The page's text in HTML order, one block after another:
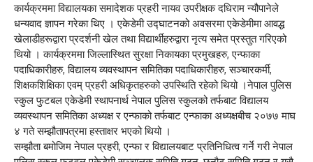
कार्यक्रममा विद्यालयका समादेशक प्रहरी नायव उपरीक्षक दधिराम न्यौपानेले
धन्यवाद ज्ञापन गरेका थिए । एकेडेमी उद्‍घाटनको अवसरमा एकेडेमीमा आवद्ध
खेलाडीहरूद्वारा प्रदर्शनी खेल तथा विद्यार्थीहरुद्वारा नृत्य समेत प्रस्तुत गरिएको
थियो । कार्यक्रममा जिल्लास्थित सुरक्षा निकायका प्रमुखहरु, एन्फाका
पदाधिकारीहरु, विद्यालय व्यवस्थापन समितिका पदाधिकारीहरु, सञ्चारकर्मी,
शिक्षकशिक्षिका एवम् प्रहरी अधिकृतहरुको उपस्थिति रहेको थियो ।नेपाल पुलिस
स्कुल फुटबल एकेडेमी स्थापनार्थ नेपाल पुलिस स्कुलको तर्फबाट विद्यालय
व्यवस्थापन समितिका अध्यक्ष र एन्फाको तर्फबाट एन्फाका अध्यक्षबीच २०७७ माघ
४ गते सम्झौतापत्रमा हस्ताक्षर भएको थियो ।
सम्झौता बमोजिम नेपाल प्रहरी, एन्फा र विद्यालयबाट प्रतिनिधित्व गर्ने गरी नेपाल